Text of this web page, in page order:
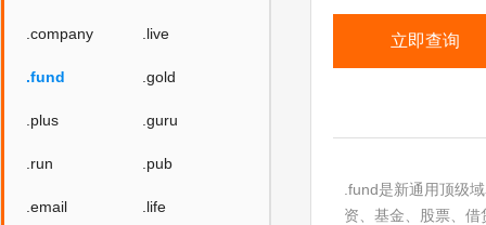
.company .live
.fund .gold
.plus .guru
.run .pub
.email .life
.fund是新通用顶级
资、基金、股票、